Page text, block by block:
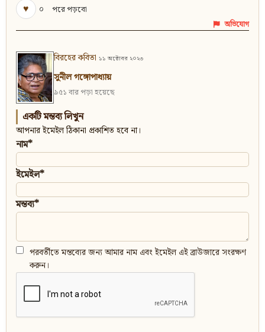
♥
০ পরে পড়বো
অভিযোগ
বিরহের কবিতা ১১ অক্টোবর ২০২৩
সুনীল গঙ্গোপাধ্যায়
৯৫১ বার পড়া হয়েছে
একটি মন্তব্য লিখুন
আপনার ইমেইল ঠিকানা প্রকাশিত হবে না।
নাম*
ইমেইল*
মন্তব্য*
পরবর্তীতে মন্তব্যের জন্য আমার নাম এবং ইমেইল এই ব্রাউজারে সংরক্ষণ
করুন।